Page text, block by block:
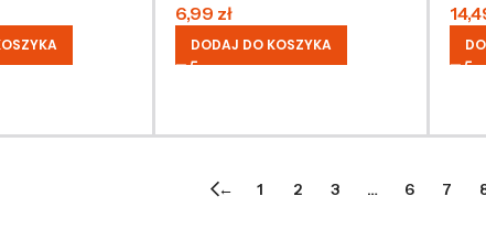
6,99 zł
DODAJ DO KOSZYKA
← 1 2 3 … 6 7